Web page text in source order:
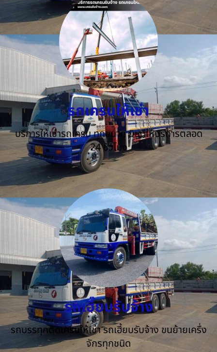
รถเครนให้เช่า
บริการให้เช่ารถเครน ทุกขนาด ยินดีให้บริการตลอด
24 ชั่วโมง
รถเฮี๊ยบรับจ้าง
รถบรรทุกติดเครนให้เช่า รถเฮี้ยบรับจ้าง ขนย้ายเครื่ง
จักรทุกชนิด